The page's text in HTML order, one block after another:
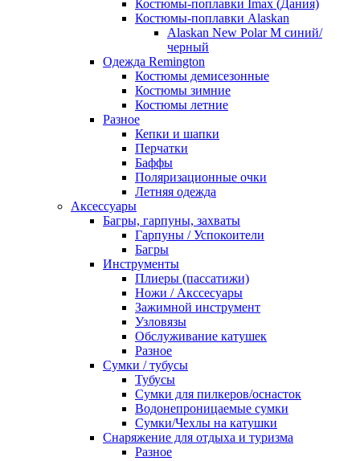
Костюмы-поплавки Imax (Дания)
Костюмы-поплавки Alaskan
Alaskan New Polar M синий/
черный
Одежда Remington
Костюмы демисезонные
Костюмы зимние
Костюмы летние
Разное
Кепки и шапки
Перчатки
Баффы
Поляризационные очки
Летняя одежда
Аксессуары
Багры, гарпуны, захваты
Гарпуны / Успокоители
Багры
Инструменты
Плиеры (пассатижи)
Ножи / Акссесуары
Зажимной инструмент
Узловязы
Обслуживание катушек
Разное
Сумки / тубусы
Тубусы
Сумки для пилкеров/оснасток
Водонепроницаемые сумки
Сумки/Чехлы на катушки
Снаряжение для отдыха и туризма
Разное